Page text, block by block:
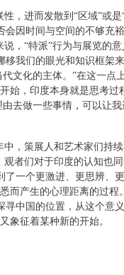
，进而发散到“区域”或是
因时间与空间的不够充
，“特派”行为与展览的
移我们的眼光和知识框架
文化的主体。”在这一点
始，印度本身就是思考过
去做一些事情，可以让
，策展人和艺术家们持
者们对于印度的认知也
一个更激进、更思辨、
而产生的心理距离的过程
中国的位置，从这个意
象征着某种新的开始。